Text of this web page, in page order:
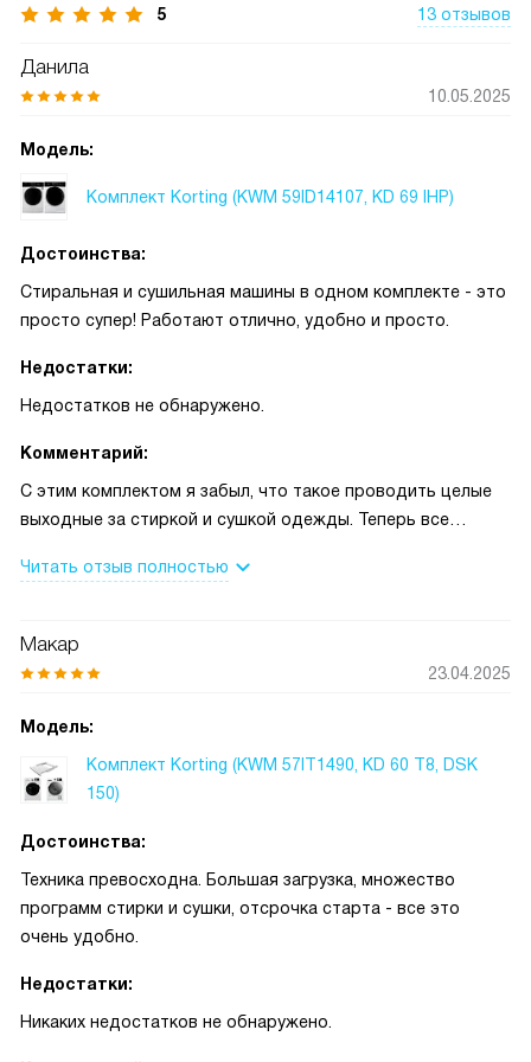
5 13 отзывов
Данила
10.05.2025
Модель:
Комплект Korting (KWM 59ID14107, KD 69 IHP)
Достоинства:
Стиральная и сушильная машины в одном комплекте - это
просто супер! Работают отлично, удобно и просто.
Недостатки:
Недостатков не обнаружено.
Комментарий:
С этим комплектом я забыл, что такое проводить целые
выходные за стиркой и сушкой одежды. Теперь все
радует наличие отложенного старта, что позволяет
старта стирки или сушки.
Это дает возможность выбрать наиболее подходящую
настоящим спасением, когда нужно быстро подготовить
одежду к важной встрече или мероприятию.
отметить. У меня маленький ребенок, и эта функция
помогает избежать непредвиденных ситуаций.
Внутренняя подсветка - это очень удобно, особенно
время суток.
Читать отзыв полностью
Макар
23.04.2025
Модель:
Комплект Korting (KWM 57IT1490, KD 60 T8, DSK
150)
Достоинства:
Техника превосходна. Большая загрузка, множество
программ стирки и сушки, отсрочка старта - все это
очень удобно.
Недостатки:
Никаких недостатков не обнаружено.